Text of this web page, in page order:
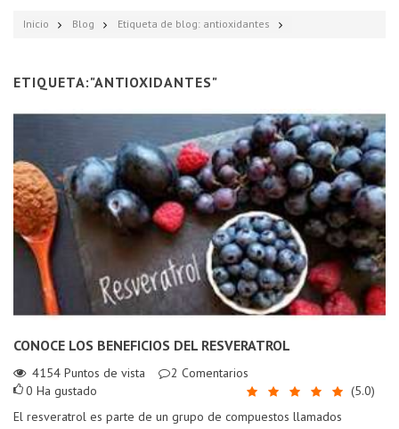
Inicio Blog Etiqueta de blog: antioxidantes
ETIQUETA:"ANTIOXIDANTES"
CONOCE LOS BENEFICIOS DEL RESVERATROL
4154 Puntos de vista 2 Comentarios
(5.0)
0 Ha gustado
El resveratrol es parte de un grupo de compuestos llamados